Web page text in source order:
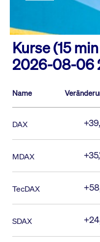
Kurse (15
2026-08-06
Name
DAX
MDAX
TecDAX
SDAX